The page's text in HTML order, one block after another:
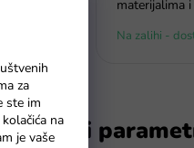
za
ste im
na
je vaše
materijalima
Na zalihi -
Dodatni